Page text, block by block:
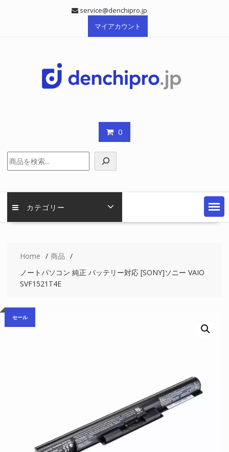
service@denchipro.jp
マイアカウント
0
索
カテゴリー
Home
商品
ノートパソコン 純正 バッテリー対応 [SONY]ソニー VAIO
SVF1521T4E
セール